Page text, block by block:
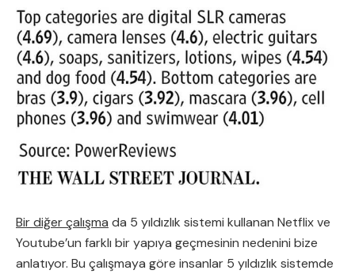
Bir diğer çalışma da 5 yıldızlık sistemi kullanan Netflix ve
Youtube’un farklı bir yapıya geçmesinin nedenini bize
anlatıyor. Bu çalışmaya göre insanlar 5 yıldızlık sistemde